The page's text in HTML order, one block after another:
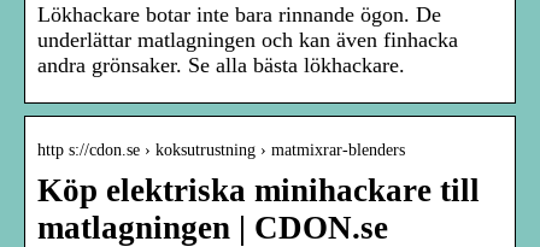
Lökhackare botar inte bara rinnande ögon. De
underlättar matlagningen och kan även finhacka
andra grönsaker. Se alla bästa lökhackare.
http s://cdon.se › koksutrustning › matmixrar-blenders
Köp elektriska minihackare till
matlagningen | CDON.se